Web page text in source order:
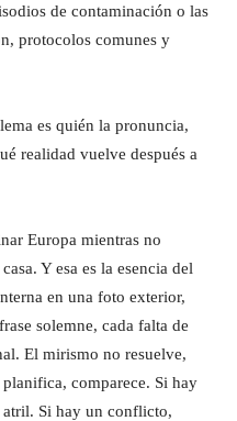
de contaminación o las
protocolos comunes y
es quién la pronuncia,
realidad vuelve después a
Europa mientras no
Y esa es la esencia del
en una foto exterior,
solemne, cada falta de
El mirismo no resuelve,
comparece. Si hay
atril. Si hay un conflicto,